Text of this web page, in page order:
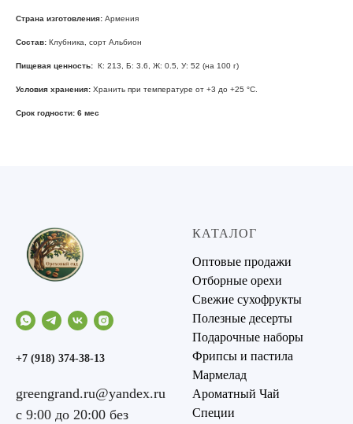
Страна изготовления: Армения
Состав: Клубника, сорт Альбион
Пищевая ценность: К: 213, Б: 3.6, Ж: 0.5, У: 52 (на 100 г)
Условия хранения: Хранить при температуре от +3 до +25 °С.
Срок годности: 6 мес
+7 (918) 374-38-13
greengrand.ru@yandex.ru
с 9:00 до 20:00 без
КАТАЛОГ
Оптовые продажи
Отборные орехи
Свежие сухофрукты
Полезные десерты
Подарочные наборы
Фрипсы и пастила
Мармелад
Ароматный Чай
Специи